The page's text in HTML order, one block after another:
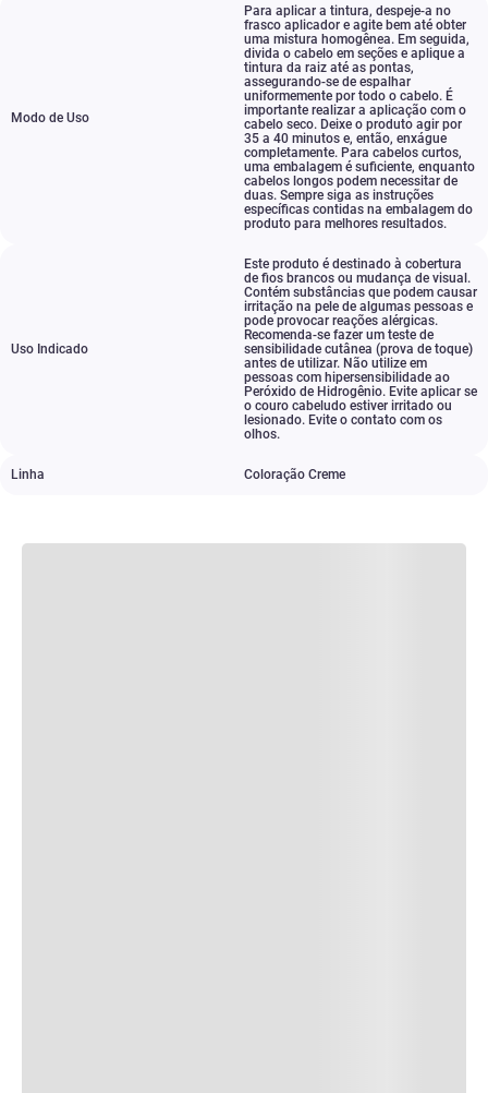
Modo de Uso
Para aplicar a tintura, despeje-a no
frasco aplicador e agite bem até obter
uma mistura homogênea. Em seguida,
divida o cabelo em seções e aplique a
tintura da raiz até as pontas,
assegurando-se de espalhar
uniformemente por todo o cabelo. É
importante realizar a aplicação com o
cabelo seco. Deixe o produto agir por
35 a 40 minutos e, então, enxágue
completamente. Para cabelos curtos,
uma embalagem é suficiente, enquanto
cabelos longos podem necessitar de
duas. Sempre siga as instruções
específicas contidas na embalagem do
produto para melhores resultados.
Uso Indicado
Este produto é destinado à cobertura
de fios brancos ou mudança de visual.
Contém substâncias que podem causar
irritação na pele de algumas pessoas e
pode provocar reações alérgicas.
Recomenda-se fazer um teste de
sensibilidade cutânea (prova de toque)
antes de utilizar. Não utilize em
pessoas com hipersensibilidade ao
Peróxido de Hidrogênio. Evite aplicar se
o couro cabeludo estiver irritado ou
lesionado. Evite o contato com os
olhos.
Linha Coloração Creme